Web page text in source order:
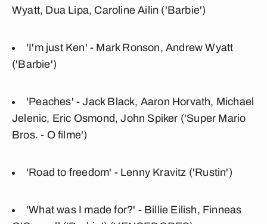
Wyatt, Dua Lipa, Caroline Ailin ('Barbie')
'I'm just Ken' - Mark Ronson, Andrew Wyatt
('Barbie')
'Peaches' - Jack Black, Aaron Horvath, Michael
Jelenic, Eric Osmond, John Spiker ('Super Mario
Bros. - O filme')
'Road to freedom' - Lenny Kravitz ('Rustin')
'What was I made for?' - Billie Eilish, Finneas